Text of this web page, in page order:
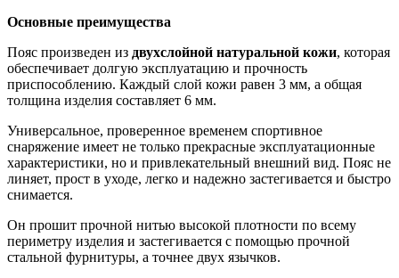
Основные преимущества
Пояс произведен из двухслойной натуральной кожи, которая
обеспечивает долгую эксплуатацию и прочность
приспособлению. Каждый слой кожи равен 3 мм, а общая
толщина изделия составляет 6 мм.
Универсальное, проверенное временем спортивное
снаряжение имеет не только прекрасные эксплуатационные
характеристики, но и привлекательный внешний вид. Пояс не
линяет, прост в уходе, легко и надежно застегивается и быстро
снимается.
Он прошит прочной нитью высокой плотности по всему
периметру изделия и застегивается с помощью прочной
стальной фурнитуры, а точнее двух язычков.